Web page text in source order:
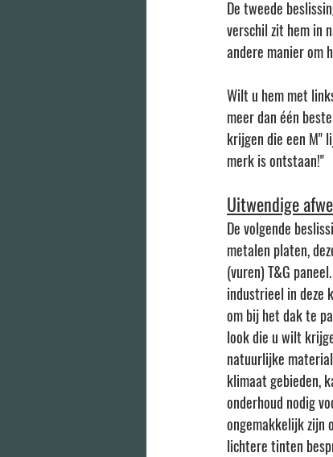
De tweede
verschil zit hem in
andere manier om
Wilt u hem met
meer dan één
krijgen die een M"
merk is ontstaan!"
Uitwendige
De volgende
metalen platen,
(vuren) T&G
industrieel in deze
om bij het dak te
look die u wilt
natuurlijke
klimaat gebieden,
onderhoud nodig
ongemakkelijk zijn
lichtere tinten